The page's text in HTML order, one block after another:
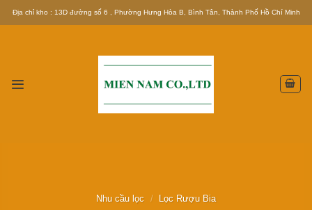
Địa chỉ kho : 13D đường số 6 , Phường Hưng Hòa B, Bình Tân, Thành Phố Hồ Chí Minh
Nhu cầu lọc / Lọc Rượu Bia